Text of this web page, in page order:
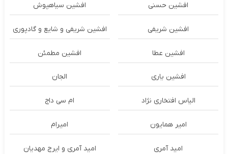
افشین حسنی افشین سیاهپوش
افشین شریفی افشین شریفی و شایع و گادپوری
افشین عطا افشین مطمئن
افشین یاری الجان
الیاس افتخاری نژاد ام سی داج
امير همايون اميرام
امید آمری امید آمری و ایرج مهدیان